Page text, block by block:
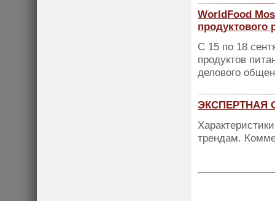
WorldFood
продуктового
С 15 по 18
продуктов
делового
ЭКСПЕРТНАЯ
трендам.